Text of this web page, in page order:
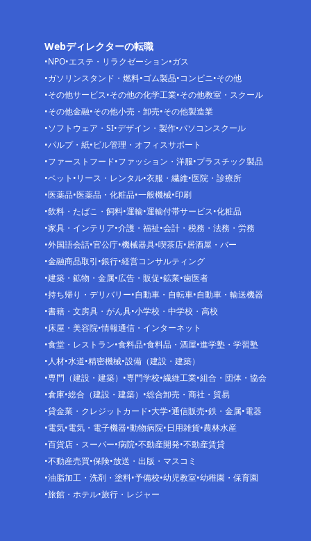
Webディレクターの転職
NPO エステ・リラクゼーション ガス
ガソリンスタンド・燃料 ゴム製品 コンビニ その他
その他サービス その他の化学工業 その他教室・スクール
その他金融 その他小売・卸売 その他製造業
ソフトウェア・SI デザイン・製作 パソコンスクール
パルプ・紙 ビル管理・オフィスサポート
ファーストフード ファッション・洋服 プラスチック製品
ペット リース・レンタル 衣服・繊維 医院・診療所
医薬品 医薬品・化粧品 一般機械 印刷
飲料・たばこ・飼料 運輸 運輸付帯サービス 化粧品
家具・インテリア 介護・福祉 会計・税務・法務・労務
外国語会話 官公庁 機械器具 喫茶店 居酒屋・バー
金融商品取引 銀行 経営コンサルティング
建築・鉱物・金属 広告・販促 鉱業 歯医者
持ち帰り・デリバリー 自動車・自転車 自動車・輸送機器
書籍・文房具・がん具 小学校・中学校・高校
床屋・美容院 情報通信・インターネット
食堂・レストラン 食料品 食料品・酒屋 進学塾・学習塾
人材 水道 精密機械 設備（建設・建築）
専門（建設・建築）
専門学校 繊維工業 組合・団体・協会
倉庫 総合（建設・建築）
総合卸売・商社・貿易
貸金業・クレジットカード 大学 通信販売 鉄・金属 電器
電気 電気・電子機器 動物病院 日用雑貨 農林水産
百貨店・スーパー 病院 不動産開発 不動産賃貸
不動産売買 保険 放送・出版・マスコミ
油脂加工・洗剤・塗料 予備校 幼児教室 幼稚園・保育園
旅館・ホテル 旅行・レジャー